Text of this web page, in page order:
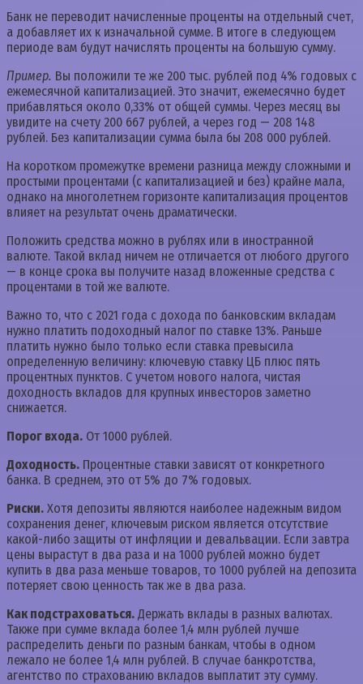
Банк не переводит начисленные проценты на отдельный счет,
а добавляет их к изначальной сумме. В итоге в следующем
периоде вам будут начислять проценты на большую сумму.
Пример. Вы положили те же 200 тыс. рублей под 4% годовых с
ежемесячной капитализацией. Это значит, ежемесячно будет
прибавляться около 0,33% от общей суммы. Через месяц вы
увидите на счету 200 667 рублей, а через год — 208 148
рублей. Без капитализации сумма была бы 208 000 рублей.
На коротком промежутке времени разница между сложными и
простыми процентами (с капитализацией и без) крайне мала,
однако на многолетнем горизонте капитализация процентов
влияет на результат очень драматически.
Положить средства можно в рублях или в иностранной
валюте. Такой вклад ничем не отличается от любого другого
— в конце срока вы получите назад вложенные средства с
процентами в той же валюте.
Важно то, что с 2021 года с дохода по банковским вкладам
нужно платить подоходный налог по ставке 13%. Раньше
платить нужно было только если ставка превысила
определенную величину: ключевую ставку ЦБ плюс пять
процентных пунктов. С учетом нового налога, чистая
доходность вкладов для крупных инвесторов заметно
снижается.
Порог входа. От 1000 рублей.
Доходность. Процентные ставки зависят от конкретного
банка. В среднем, это от 5% до 7% годовых.
Риски. Хотя депозиты являются наиболее надежным видом
сохранения денег, ключевым риском является отсутствие
какой-либо защиты от инфляции и девальвации. Если завтра
цены вырастут в два раза и на 1000 рублей можно будет
купить в два раза меньше товаров, то 1000 рублей на депозита
потеряет свою ценность так же в два раза.
Как подстраховаться. Держать вклады в разных валютах.
Также при сумме вклада более 1,4 млн рублей лучше
распределить деньги по разным банкам, чтобы в одном
лежало не более 1,4 млн рублей. В случае банкротства,
агентство по страхованию вкладов выплатит эту сумму.